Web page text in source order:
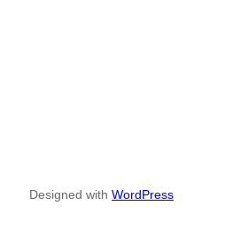
Designed with WordPress